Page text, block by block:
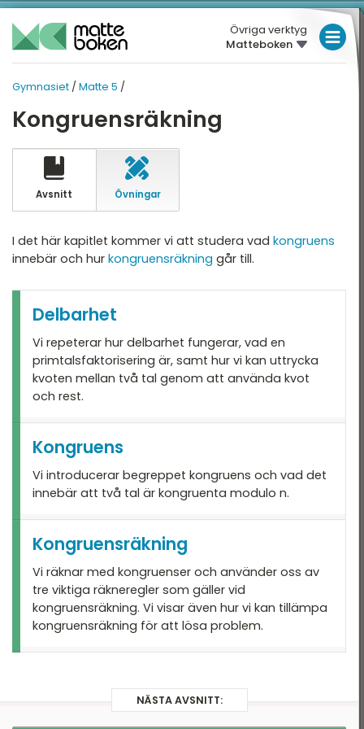
Övriga verktyg
Matteboken
Gymnasiet / Matte 5 /
Kongruensräkning
Avsnitt Övningar
I det här kapitlet kommer vi att studera vad kongruens
innebär och hur kongruensräkning går till.
Delbarhet
Vi repeterar hur delbarhet fungerar, vad en
primtalsfaktorisering är, samt hur vi kan uttrycka
kvoten mellan två tal genom att använda kvot
och rest.
Kongruens
Vi introducerar begreppet kongruens och vad det
innebär att två tal är kongruenta modulo n.
Kongruensräkning
Vi räknar med kongruenser och använder oss av
tre viktiga räkneregler som gäller vid
kongruensräkning. Vi visar även hur vi kan tillämpa
kongruensräkning för att lösa problem.
NÄSTA AVSNITT:
LÅGSTADIET
HÖGSTADIET
Översikt
2
4
MATTE 5
Talföljder och
Differentialekvationer
MATTE PÅ LÄTT SV
KUL MED MATTE